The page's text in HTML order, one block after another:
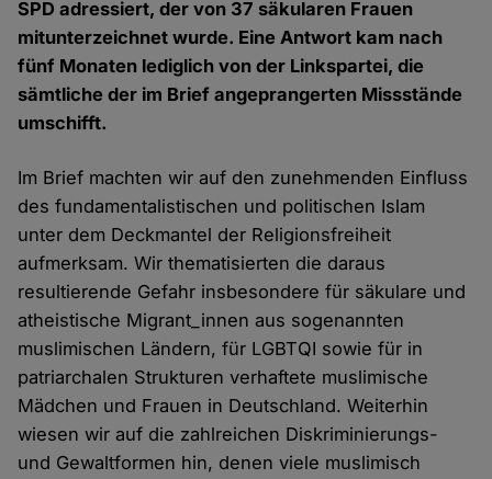
SPD adressiert, der von 37 säkularen Frauen
mitunterzeichnet wurde. Eine Antwort kam nach
fünf Monaten lediglich von der Linkspartei, die
sämtliche der im Brief angeprangerten Missstände
umschifft.
Im Brief machten wir auf den zunehmenden Einfluss
des fundamentalistischen und politischen Islam
unter dem Deckmantel der Religionsfreiheit
aufmerksam. Wir thematisierten die daraus
resultierende Gefahr insbesondere für säkulare und
atheistische Migrant_innen aus sogenannten
muslimischen Ländern, für LGBTQI sowie für in
patriarchalen Strukturen verhaftete muslimische
Mädchen und Frauen in Deutschland. Weiterhin
wiesen wir auf die zahlreichen Diskriminierungs-
und Gewaltformen hin, denen viele muslimisch